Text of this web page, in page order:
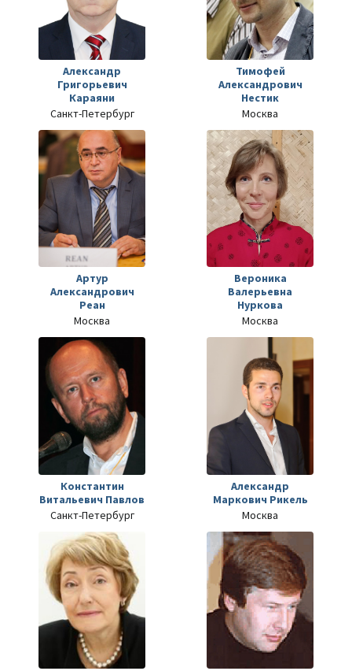
Александр
Григорьевич
Караяни
Санкт-Петербург
Тимофей
Александрович
Нестик
Москва
Артур
Александрович
Реан
Москва
Вероника
Валерьевна
Нуркова
Москва
Константин
Витальевич Павлов
Санкт-Петербург
Александр
Маркович Рикель
Москва